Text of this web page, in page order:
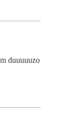
duuuuuzo